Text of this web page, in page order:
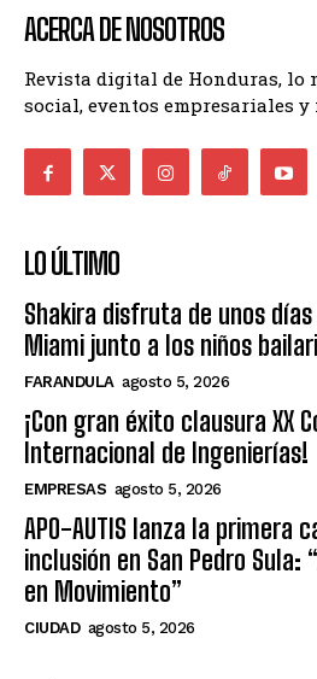
ACERCA DE NOSOTROS
Revista digital de Honduras, lo
social, eventos empresariales
LO ÚLTIMO
Shakira disfruta de unos
Miami junto a los niños
FARANDULA agosto 5, 2026
¡Con gran éxito clausura XX
Internacional de Ingenierías!
EMPRESAS agosto 5, 2026
APO-AUTIS lanza la primera
inclusión en San Pedro Sula:
en Movimiento”
CIUDAD agosto 5, 2026